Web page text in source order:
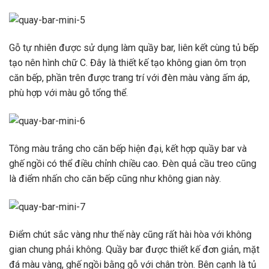
Gỗ tự nhiên được sử dụng làm quầy bar, liên kết cùng tủ bếp
tạo nên hình chữ C. Đây là thiết kế tạo không gian ôm trọn
căn bếp, phần trên được trang trí với đèn màu vàng ấm áp,
phù hợp với màu gỗ tổng thể.
Tông màu trắng cho căn bếp hiện đại, kết hợp quầy bar và
ghế ngồi có thể điều chỉnh chiều cao. Đèn quả cầu treo cũng
là điểm nhấn cho căn bếp cũng như không gian này.
Điểm chút sắc vàng như thế này cũng rất hài hòa với không
gian chung phải không. Quầy bar được thiết kế đơn giản, mặt
đá màu vàng, ghế ngồi bằng gỗ với chân tròn. Bên cạnh là tủ